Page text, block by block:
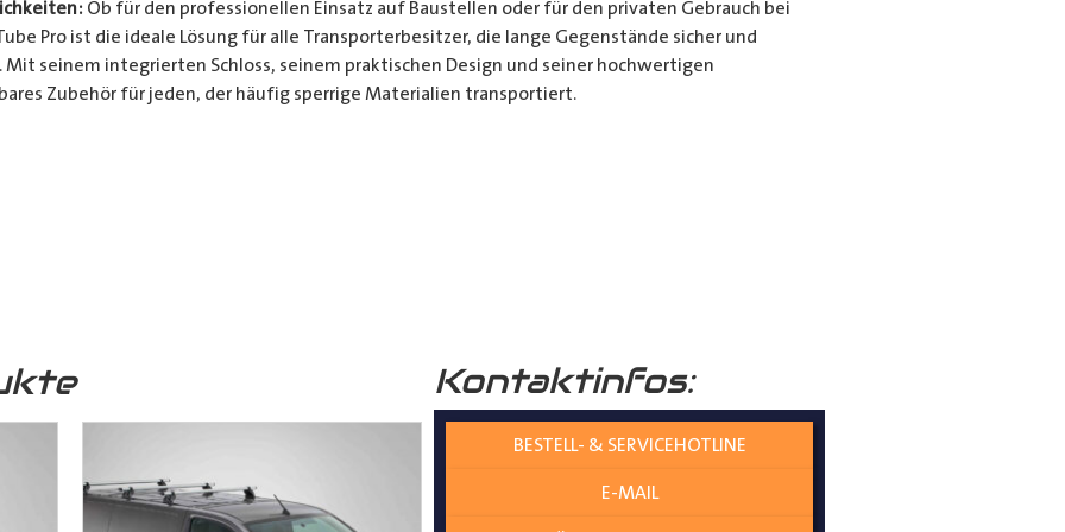
Ob für den professionellen Einsatz auf Baustellen oder für den privaten Gebrauch bei
Pro ist die ideale Lösung für alle Transporterbesitzer, die lange Gegenstände sicher und
seinem integrierten Schloss, seinem praktischen Design und seiner hochwertigen
Zubehör für jeden, der häufig sperrige Materialien transportiert.
Design, seinem integrierten Schloss und seiner vielseitigen Anwendung ist es die ultimative
Verfügung. Kontaktinfos:
BESTELL- & SERVICEHOTLINE
E-MAIL